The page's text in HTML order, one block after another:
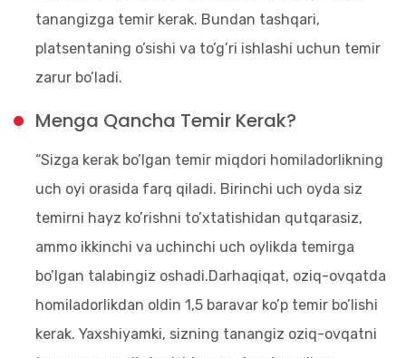
tanangizga temir kerak. Bundan tashqari,
platsentaning o’sishi va to’g’ri ishlashi uchun temir
zarur bo’ladi.
Menga Qancha Temir Kerak?
“Sizga kerak bo’lgan temir miqdori homiladorlikning
uch oyi orasida farq qiladi. Birinchi uch oyda siz
temirni hayz ko’rishni to’xtatishidan qutqarasiz,
ammo ikkinchi va uchinchi uch oylikda temirga
bo’lgan talabingiz oshadi.Darhaqiqat, oziq-ovqatda
homiladorlikdan oldin 1,5 baravar ko’p temir bo’lishi
kerak. Yaxshiyamki, sizning tanangiz oziq-ovqatni